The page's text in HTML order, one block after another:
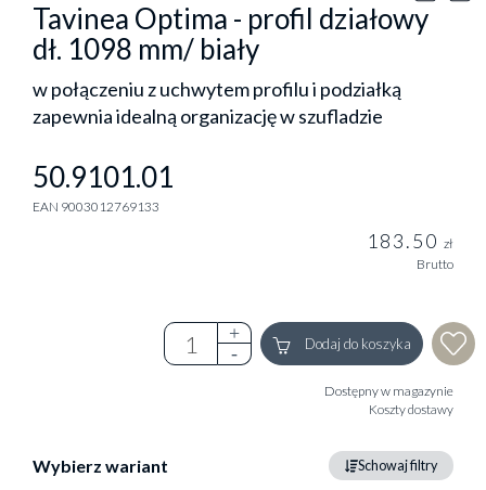
Tavinea Optima - profil działowy
dł. 1098 mm/ biały
w połączeniu z uchwytem profilu i podziałką
zapewnia idealną organizację w szufladzie
50.9101.01
EAN 9003012769133
183.50 zł
Brutto
Dodaj do koszyka
Dostępny w magazynie
Koszty dostawy
Wybierz wariant Schowaj filtry